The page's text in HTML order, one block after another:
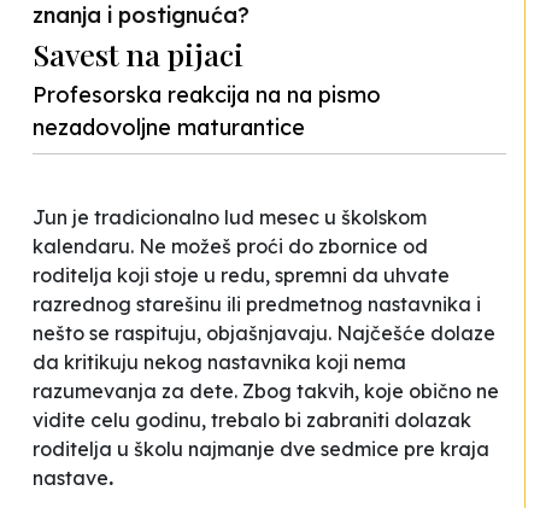
znanja i postignuća?
Savest na pijaci
Profesorska reakcija na na pismo
nezadovoljne maturantice
Jun je tradicionalno lud mesec u školskom
kalendaru. Ne možeš proći do zbornice od
roditelja koji stoje u redu, spremni da uhvate
razrednog starešinu ili predmetnog nastavnika i
nešto se raspituju, objašnjavaju. Najčešće dolaze
da kritikuju nekog nastavnika koji nema
razumevanja za dete. Zbog takvih, koje obično ne
vidite celu godinu, trebalo bi zabraniti dolazak
roditelja u školu najmanje dve sedmice pre kraja
nastave.